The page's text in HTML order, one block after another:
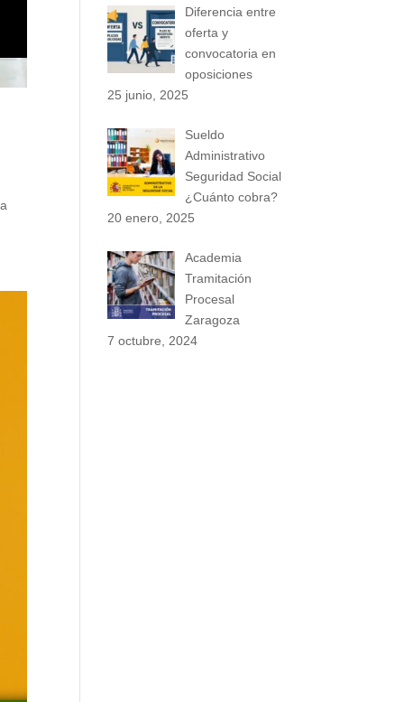
Diferencia entre
oferta y
convocatoria en
oposiciones
25 junio, 2025
Sueldo
Administrativo
Seguridad Social
¿Cuánto cobra?
20 enero, 2025
Academia
Tramitación
Procesal
Zaragoza
7 octubre, 2024